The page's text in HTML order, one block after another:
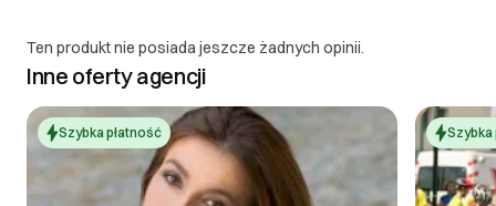
Ten produkt nie posiada jeszcze żadnych opinii.
Inne oferty agencji
Szybka płatność Szybka